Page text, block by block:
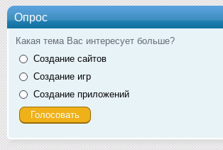
Опрос
Какая тема Вас интересует больше?
Создание сайтов
Создание игр
Создание приложений